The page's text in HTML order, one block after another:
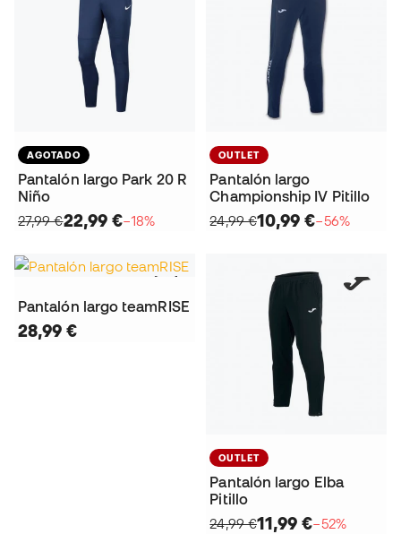
AGOTADO
Pantalón largo Park 20 R
Niño
27,99 €22,99 €−18%
OUTLET
Pantalón largo
Championship IV Pitillo
24,99 €10,99 €−56%
Pantalón largo teamRISE
28,99 €
OUTLET
Pantalón largo Elba
Pitillo
24,99 €11,99 €−52%